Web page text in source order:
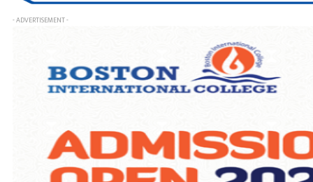
- ADVERTISEMENT -